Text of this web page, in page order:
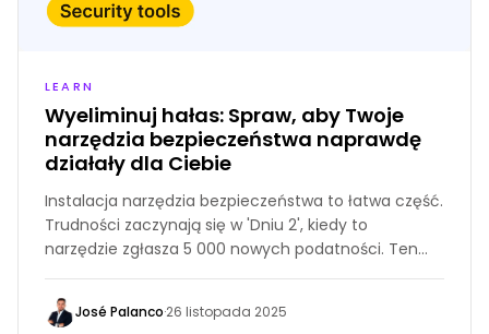
LEARN
Wyeliminuj hałas: Spraw, aby Twoje
narzędzia bezpieczeństwa naprawdę
działały dla Ciebie
Instalacja narzędzia bezpieczeństwa to łatwa część.
Trudności zaczynają się w 'Dniu 2', kiedy to
narzędzie zgłasza 5 000 nowych podatności. Ten
przewodnik koncentruje się na zarządzaniu
podatnościami: jak filtrować duplikaty alertów,
zarządzać fałszywymi alarmami i śledzić metryki,
José Palanco·26 listopada 2025